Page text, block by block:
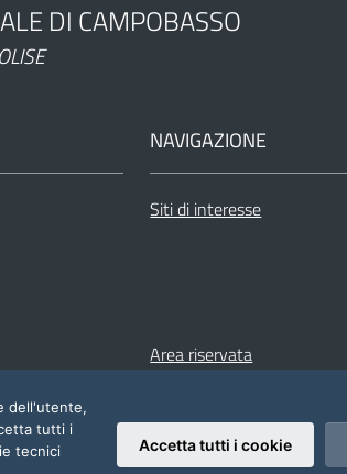
DI CAMPOBASSO
NAVIGAZIONE
Siti di interesse
Area riservata
dell'utente,
tutti i
tecnici
Accetta tutti i cookie